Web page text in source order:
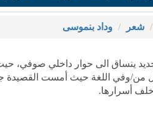
شعر وداد بنموسى
ينساق الى حوار داخلي صوفي،
من/وفي اللغة حيث أمست
خلف أسرارها.